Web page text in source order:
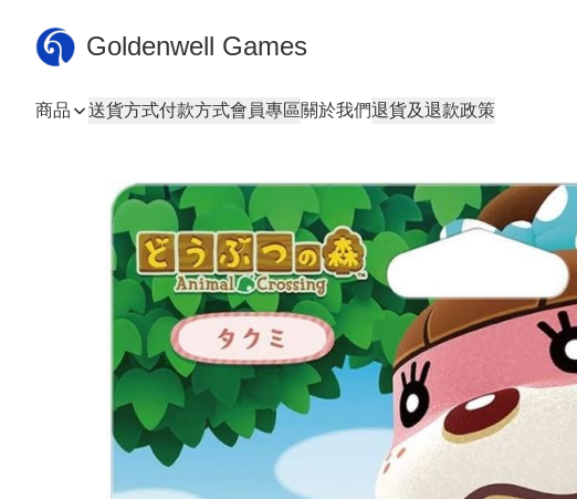
Goldenwell Games
商品 送貨方式付款方式會員專區關於我們退貨及退款政策